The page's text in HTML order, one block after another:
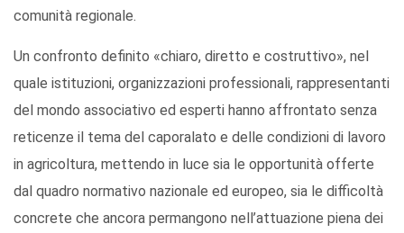
comunità regionale.
Un confronto definito «chiaro, diretto e costruttivo», nel
quale istituzioni, organizzazioni professionali, rappresentanti
del mondo associativo ed esperti hanno affrontato senza
reticenze il tema del caporalato e delle condizioni di lavoro
in agricoltura, mettendo in luce sia le opportunità offerte
dal quadro normativo nazionale ed europeo, sia le difficoltà
concrete che ancora permangono nell’attuazione piena dei